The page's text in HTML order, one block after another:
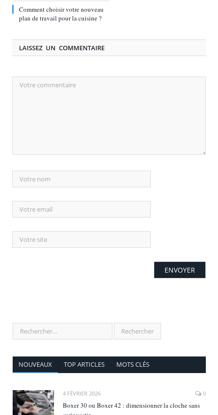
Comment choisir votre nouveau
plan de travail pour la cuisine ?
LAISSEZ UN COMMENTAIRE
NOUVEAUX TOP ARTICLES MOTS CLÉS
4 FÉVRIER 2026 0
Boxer 30 ou Boxer 42 : dimensionner la cloche sans